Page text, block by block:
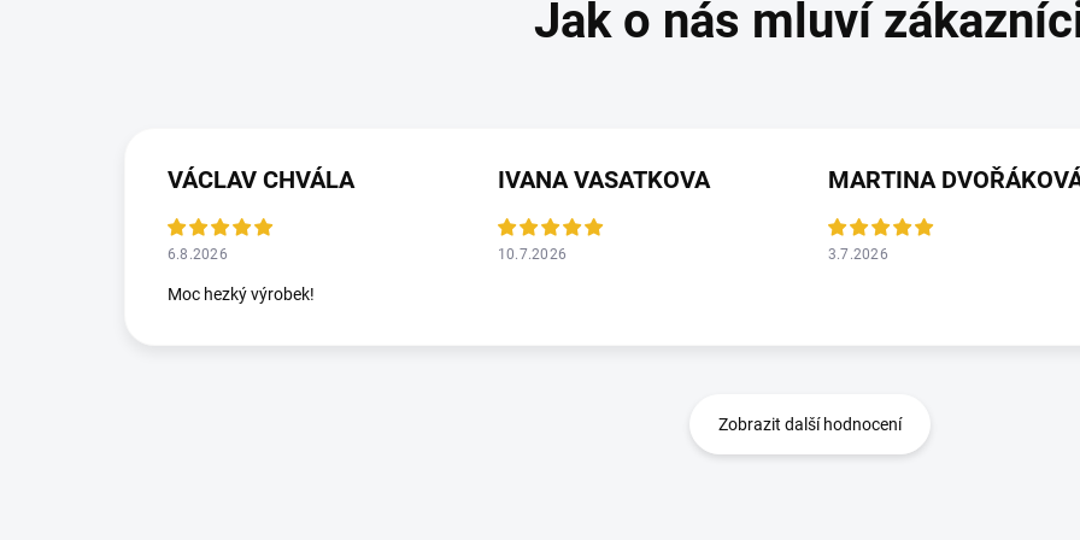
VÁCLAV CHVÁLA
6.8.2026
Moc hezký výrobek!
IVANA VASATKOVA
10.7.2026
MARTINA
3.7.2026
Zobrazit další hodnocení